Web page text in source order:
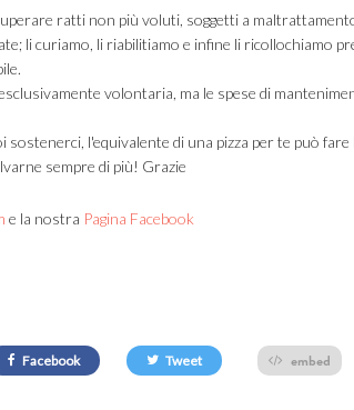
ratti non più voluti, soggetti a
li curiamo, li riabilitiamo e infine li ricollochiamo
volontaria, ma le spese di
l'equivalente di una pizza per te può fare
sempre di più! Grazie
e la nostra Pagina Facebook
Facebook Tweet embed